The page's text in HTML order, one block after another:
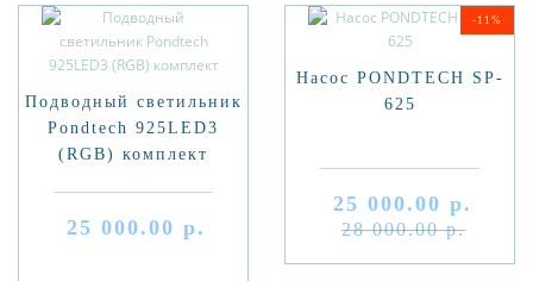
Подводный светильник
Pondtech 925LED3
(RGB) комплект
25 000.00 р.
-11%
Насос PONDTECH SP-
625
25 000.00 р.
28 000.00 р.